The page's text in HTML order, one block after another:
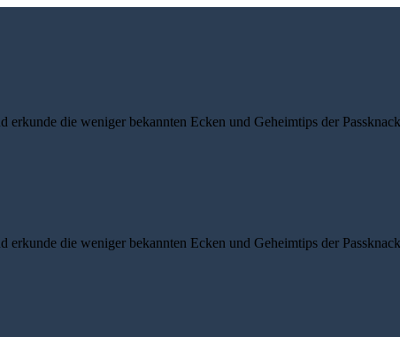
erkunde die weniger bekannten Ecken und Geheimtips der
erkunde die weniger bekannten Ecken und Geheimtips der